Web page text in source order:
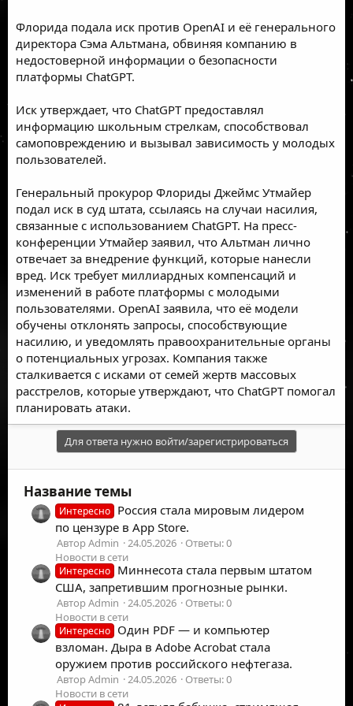
Флорида подала иск против OpenAI и её генерального
директора Сэма Альтмана, обвиняя компанию в
недостоверной информации о безопасности
платформы ChatGPT.
Иск утверждает, что ChatGPT предоставлял
информацию школьным стрелкам, способствовал
самоповреждению и вызывал зависимость у молодых
пользователей.
Генеральный прокурор Флориды Джеймс Утмайер
подал иск в суд штата, ссылаясь на случаи насилия,
связанные с использованием ChatGPT. На пресс-
конференции Утмайер заявил, что Альтман лично
отвечает за внедрение функций, которые нанесли
вред. Иск требует миллиардных компенсаций и
изменений в работе платформы с молодыми
пользователями. OpenAI заявила, что её модели
обучены отклонять запросы, способствующие
насилию, и уведомлять правоохранительные органы
о потенциальных угрозах. Компания также
сталкивается с исками от семей жертв массовых
расстрелов, которые утверждают, что ChatGPT помогал
планировать атаки.
Для ответа нужно войти/зарегистрироваться
Название темы
Интересно Россия стала мировым лидером
по цензуре в App Store.
Автор Admin 24.05.2026
Ответы: 0
Новости в сети
Интересно Миннесота стала первым штатом
США, запретившим прогнозные рынки.
Автор Admin 24.05.2026
Ответы: 0
Новости в сети
Интересно Один PDF — и компьютер
взломан. Дыра в Adobe Acrobat стала
оружием против российского нефтегаза.
Автор Admin 24.05.2026
Ответы: 0
Новости в сети